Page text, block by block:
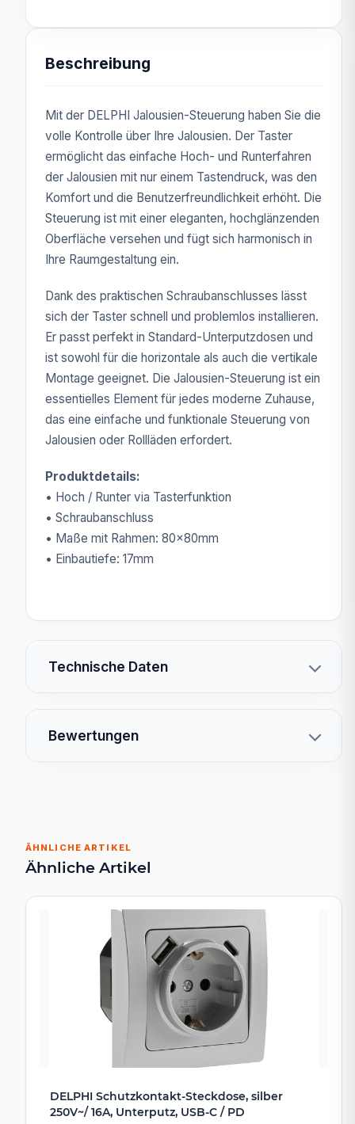
Beschreibung
Mit der DELPHI Jalousien-Steuerung haben Sie die
volle Kontrolle über Ihre Jalousien. Der Taster
ermöglicht das einfache Hoch- und Runterfahren
der Jalousien mit nur einem Tastendruck, was den
Komfort und die Benutzerfreundlichkeit erhöht. Die
Steuerung ist mit einer eleganten, hochglänzenden
Oberfläche versehen und fügt sich harmonisch in
Ihre Raumgestaltung ein.
Dank des praktischen Schraubanschlusses lässt
sich der Taster schnell und problemlos installieren.
Er passt perfekt in Standard-Unterputzdosen und
ist sowohl für die horizontale als auch die vertikale
Montage geeignet. Die Jalousien-Steuerung ist ein
essentielles Element für jedes moderne Zuhause,
das eine einfache und funktionale Steuerung von
Jalousien oder Rollläden erfordert.
Produktdetails:
• Hoch / Runter via Tasterfunktion
• Schraubanschluss
• Maße mit Rahmen: 80x80mm
• Einbautiefe: 17mm
Technische Daten
Bewertungen
ÄHNLICHE ARTIKEL
Ähnliche Artikel
DELPHI Schutzkontakt-Steckdose, silber
250V~/ 16A, Unterputz, USB-C / PD